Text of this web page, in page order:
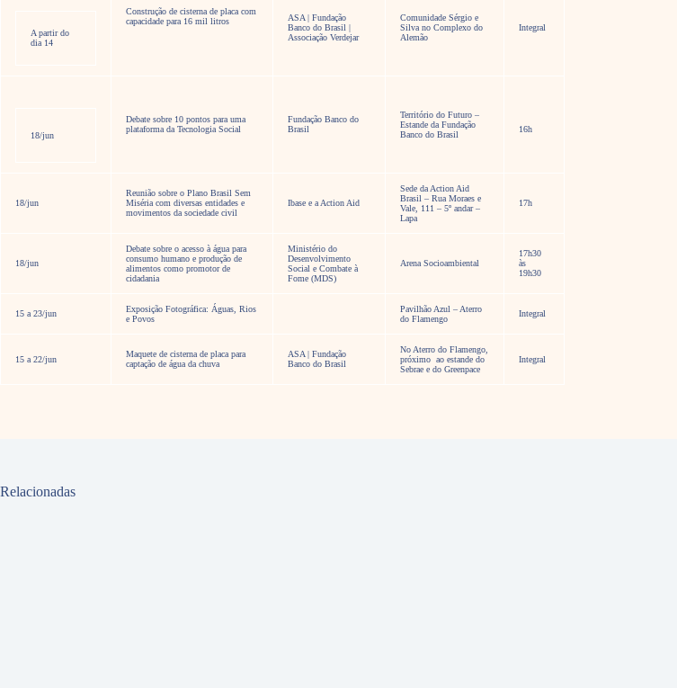
A partir do
dia 14
Construção de cisterna de placa com
capacidade para 16 mil litros
ASA | Fundação
Banco do Brasil |
Associação Verdejar
Comunidade Sérgio e
Silva no Complexo do
Alemão
Integral
18/jun
Debate sobre 10 pontos para uma
plataforma da Tecnologia Social
Fundação Banco do
Brasil
Território do Futuro –
Estande da Fundação
Banco do Brasil
16h
18/jun
Reunião sobre o Plano Brasil Sem
Miséria com diversas entidades e
movimentos da sociedade civil
Ibase e a Action Aid
Sede da Action Aid
Brasil – Rua Moraes e
Vale, 111 – 5º andar –
Lapa
17h
18/jun
Debate sobre o acesso à água para
consumo humano e produção de
alimentos como promotor de
cidadania
Ministério do
Desenvolvimento
Social e Combate à
Fome (MDS)
Arena Socioambiental
17h30
às
19h30
15 a 23/jun
Exposição Fotográfica: Águas, Rios
e Povos
Pavilhão Azul – Aterro
do Flamengo
Integral
15 a 22/jun
Maquete de cisterna de placa para
captação de água da chuva
ASA | Fundação
Banco do Brasil
No Aterro do Flamengo,
próximo ao estande do
Sebrae e do Greenpace
Integral
Relacionadas